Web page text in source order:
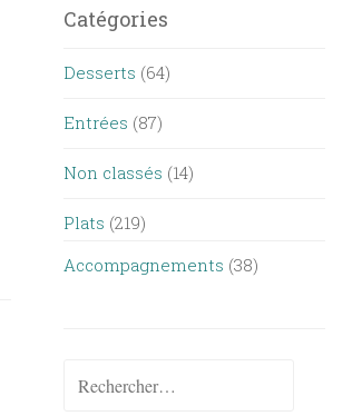
Catégories
Desserts (64)
Entrées (87)
Non classés (14)
Plats (219)
Accompagnements (38)
Rechercher :